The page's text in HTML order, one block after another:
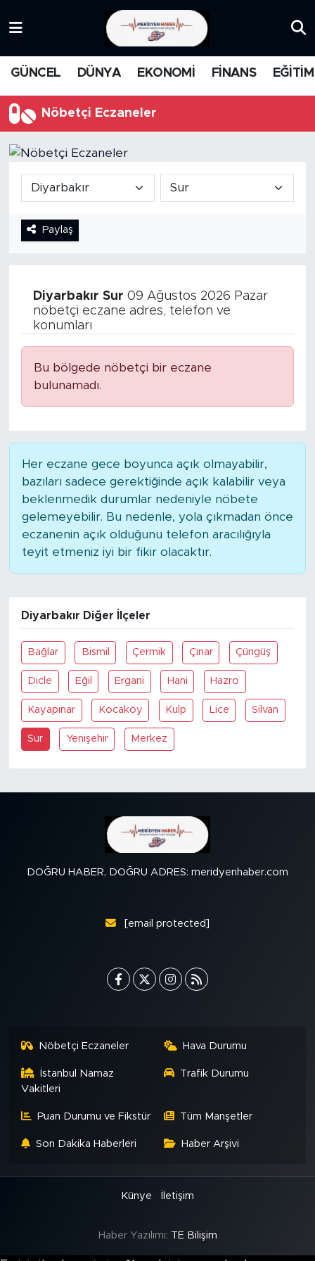
GÜNCEL DÜNYA EKONOMİ FİNANS EĞİTİM
Nöbetçi Eczaneler
Paylaş
Diyarbakır Sur 09 Ağustos 2026 Pazar
nöbetçi eczane adres, telefon ve
konumları
Bu bölgede nöbetçi bir eczane
bulunamadı.
Her eczane gece boyunca açık olmayabilir,
bazıları sadece gerektiğinde açık kalabilir veya
beklenmedik durumlar nedeniyle nöbete
gelemeyebilir. Bu nedenle, yola çıkmadan önce
eczanenin açık olduğunu telefon aracılığıyla
teyit etmeniz iyi bir fikir olacaktır.
Diyarbakır Diğer İlçeler
Bağlar Bismil Çermik Çınar Çüngüş
Dicle Eğil Ergani Hani Hazro
Kayapınar Kocaköy Kulp Lice Silvan
Sur Yenişehir Merkez
DOĞRU HABER, DOĞRU ADRES: meridyenhaber.com
[email protected]
Nöbetçi Eczaneler Hava Durumu
İstanbul Namaz
Vakitleri
Trafik Durumu
Puan Durumu ve Fikstür Tüm Manşetler
Son Dakika Haberleri Haber Arşivi
Künye İletişim
Haber Yazılımı: TE Bilişim
MEDYA
FİNANS
DÜNYA
KARİKATÜR
RÖPÖRTAJ
KULİS
YAZARLAR
DİNİ
EKONOMİ
SPOR
KÜLTÜR SANAT
YAŞAM
SAĞLIK
FOTO GALERİ
SOSYAL MEDYA
Trafik Durumu
Süper Lig Puan Durumu ve Fikstür
Tüm Manşetler
Haber Arşivi